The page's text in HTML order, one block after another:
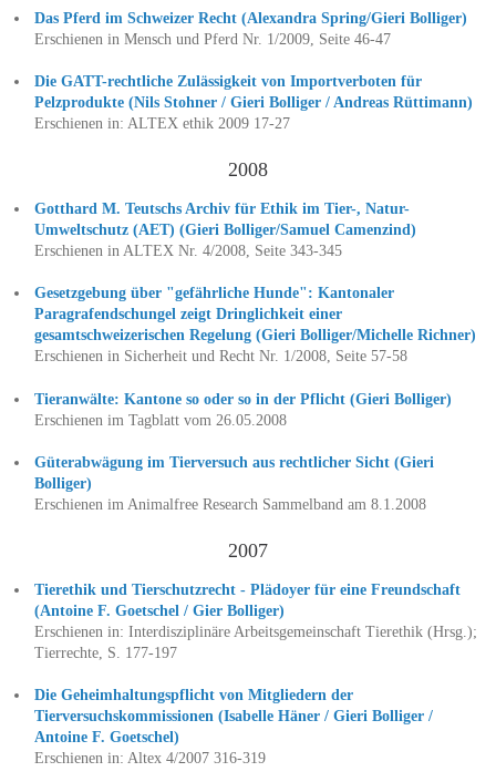
Das Pferd im Schweizer Recht (Alexandra Spring/Gieri Bolliger)
Erschienen in Mensch und Pferd Nr. 1/2009, Seite 46-47
Die GATT-rechtliche Zulässigkeit von Importverboten für
Pelzprodukte (Nils Stohner / Gieri Bolliger / Andreas Rüttimann)
Erschienen in: ALTEX ethik 2009 17-27
2008
Gotthard M. Teutschs Archiv für Ethik im Tier-, Natur-
Umweltschutz (AET) (Gieri Bolliger/Samuel Camenzind)
Erschienen in ALTEX Nr. 4/2008, Seite 343-345
Gesetzgebung über "gefährliche Hunde": Kantonaler
Paragrafendschungel zeigt Dringlichkeit einer
gesamtschweizerischen Regelung (Gieri Bolliger/Michelle Richner)
Erschienen in Sicherheit und Recht Nr. 1/2008, Seite 57-58
Tieranwälte: Kantone so oder so in der Pflicht (Gieri Bolliger)
Erschienen im Tagblatt vom 26.05.2008
Güterabwägung im Tierversuch aus rechtlicher Sicht (Gieri
Bolliger)
Erschienen im Animalfree Research Sammelband am 8.1.2008
2007
Tierethik und Tierschutzrecht - Plädoyer für eine Freundschaft
(Antoine F. Goetschel / Gier Bolliger)
Erschienen in: Interdisziplinäre Arbeitsgemeinschaft Tierethik (Hrsg.);
Tierrechte, S. 177-197
Die Geheimhaltungspflicht von Mitgliedern der
Tierversuchskommissionen (Isabelle Häner / Gieri Bolliger /
Antoine F. Goetschel)
Erschienen in: Altex 4/2007 316-319